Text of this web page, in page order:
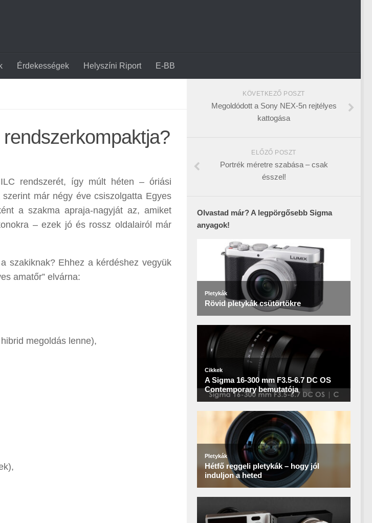
Érdekességek Helyszíni Riport E-BB
rendszerét, így múlt héten – óriási
már négy éve csiszolgatta Egyes
a szakma apraja-nagyját az, amiket
– ezek jó és rossz oldalairól már
szakiknak? Ehhez a kérdéshez vegyük
amatőr” elvárna:
megoldás lenne),
KÖVETKEZŐ POSZT
Megoldódott a Sony NEX-5n rejtélyes
kattogása
ELŐZŐ POSZT
Portrék méretre szabása – csak
ésszel!
Olvastad már? A legpörgősebb Sigma
anyagok!